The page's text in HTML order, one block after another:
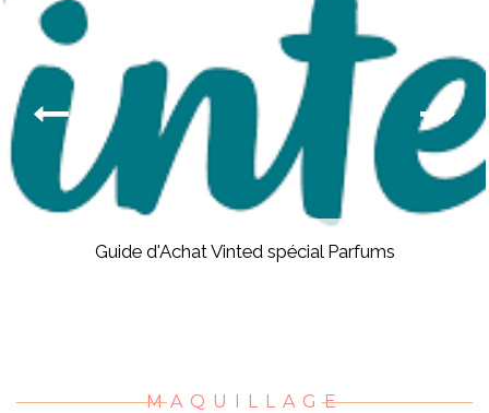
Guide d'Achat Vinted spécial Parfums
MAQUILLAGE